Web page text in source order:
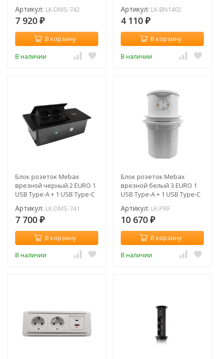
Артикул: LK-DMS-742
7 920 ₽
В корзину
В наличии
Артикул: LK-BN1402
4 110 ₽
В корзину
В наличии
Блок розеток Mebax
врезной черный 2 EURO 1
USB Type-A + 1 USB Type-С
Артикул: LK-DMS-741
7 700 ₽
В корзину
В наличии
Блок розеток Mebax
врезной белый 3 EURO 1
USB Type-A + 1 USB Type-С
Артикул: LK-PRF
10 670 ₽
В корзину
В наличии